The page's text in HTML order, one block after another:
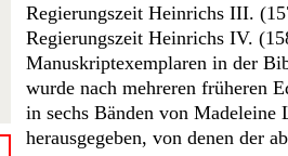
Regierungszeit Heinrichs III.
Regierungszeit Heinrichs IV.
Manuskriptexemplaren in der
wurde nach mehreren früheren
in sechs Bänden von Madeleine
herausgegeben, von denen der